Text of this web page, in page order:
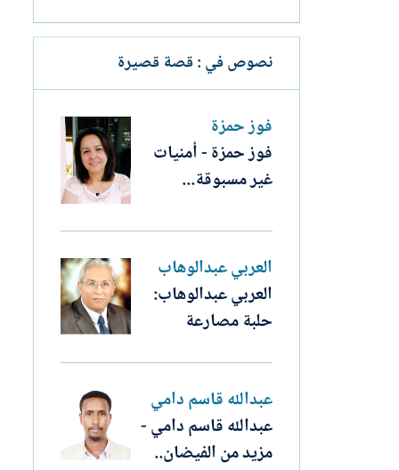
نصوص في : قصة قصيرة
فوز حمزة
فوز حمزة - أمنيات
غير مسبوقة...
العربي عبدالوهاب
العربي عبدالوهاب:
حلبة مصارعة
عبدالله قاسم دامي
عبدالله قاسم دامي -
مزيد من الفيضان..